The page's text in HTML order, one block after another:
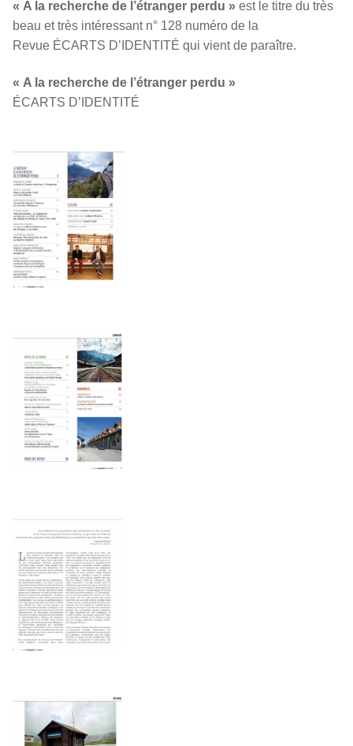
« A la recherche de l’étranger perdu » est le titre du très
beau et très intéressant n° 128 numéro de la
Revue ÉCARTS D’IDENTITÉ qui vient de paraître.
« A la recherche de l’étranger perdu »
ÉCARTS D’IDENTITÉ